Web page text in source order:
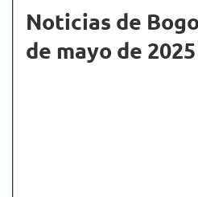
Noticias de
de mayo de 2025